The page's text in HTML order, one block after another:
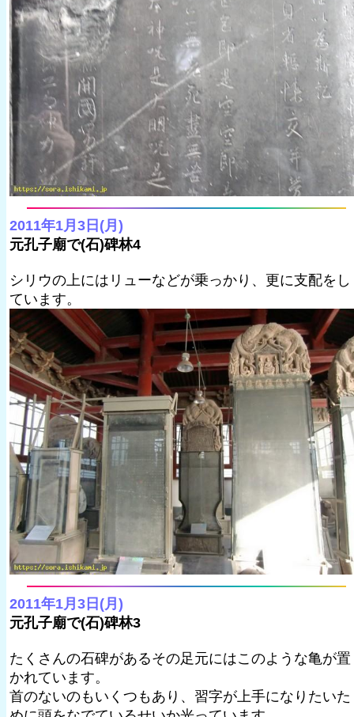
2011年1月3日(月)
元孔子廟で(石)碑林4
シリウの上にはリューなどが乗っかり、更に支配をし
ています。
2011年1月3日(月)
元孔子廟で(石)碑林3
たくさんの石碑があるその足元にはこのような亀が置
かれています。
首のないのもいくつもあり、習字が上手になりたいた